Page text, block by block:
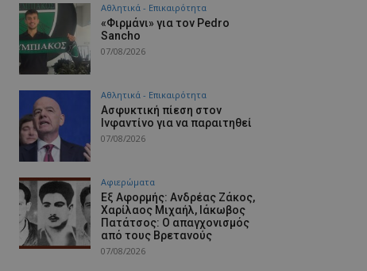
Αθλητικά - Επικαιρότητα
«Φιρμάνι» για τον Pedro
Sancho
07/08/2026
Αθλητικά - Επικαιρότητα
Ασφυκτική πίεση στον
Ινφαντίνο για να παραιτηθεί
07/08/2026
Aφιερώματα
Εξ Αφορμής: Ανδρέας Ζάκος,
Χαρίλαος Μιχαήλ, Ιάκωβος
Πατάτσος: Ο απαγχονισμός
από τους Βρετανούς
07/08/2026